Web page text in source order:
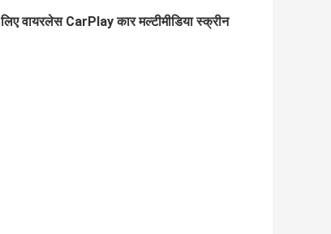
CarPlay कार मल्टीमीडिया स्क्रीन